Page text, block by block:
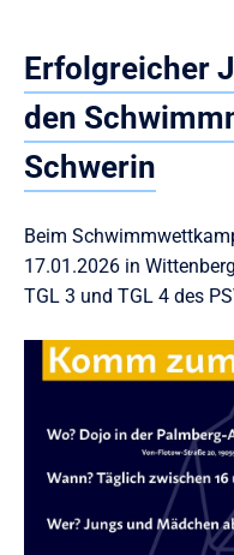
Erfolgreicher
den
Schwerin
Beim
17.01.2026 in
TGL 3 und TGL 4 des